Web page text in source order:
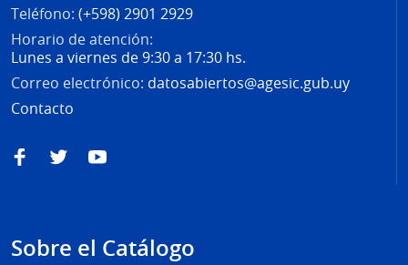
Teléfono: (+598) 2901 2929
Horario de atención:
Lunes a viernes de 9:30 a 17:30 hs.
Correo electrónico: datosabiertos@agesic.gub.uy
Contacto
FacebookTwitterYouTube
Sobre el Catálogo